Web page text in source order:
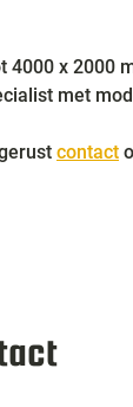
x 2000
met
contact